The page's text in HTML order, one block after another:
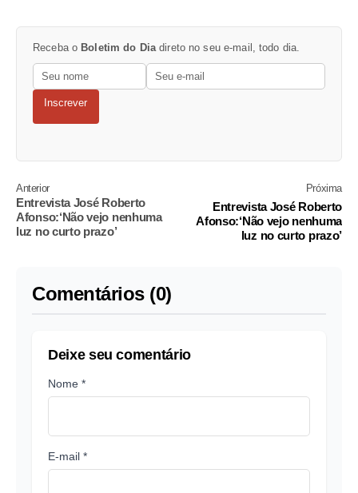
Receba o Boletim do Diadireto no seu e-mail, todo dia.
Inscrever
Anterior
Entrevista José Roberto
Afonso:‘Não vejo nenhuma
luz no curto prazo’
Próxima
Entrevista José Roberto
Afonso:‘Não vejo nenhuma
luz no curto prazo’
Comentários (0)
Deixe seu comentário
Nome *
E-mail *